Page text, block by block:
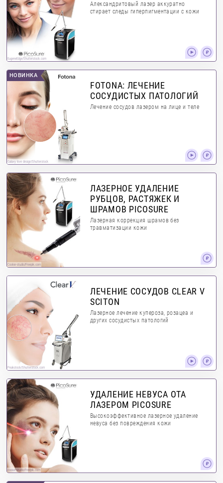
EugeneEdge/Shutterstock.com
Александритовый лазер аккуратно
стирает следы гиперпигментации с кожи
НОВИНКА
Galaxy love design/Shutterstock
FOTONA: ЛЕЧЕНИЕ
СОСУДИСТЫХ ПАТОЛОГИЙ
Лечение сосудов лазером на лице и теле
Сookie-studio/Freepik.com
ЛАЗЕРНОЕ УДАЛЕНИЕ
РУБЦОВ, РАСТЯЖЕК И
ШРАМОВ PICOSURE
Лазерная коррекция шрамов без
травматизации кожи
Peakstock/Shutterstock.com
ЛЕЧЕНИЕ СОСУДОВ CLEAR V
SCITON
Лазерное лечение купероза, розацеа и
других сосудистых патологий
cookie-studio/Freepik.com
УДАЛЕНИЕ НЕВУСА ОТА
ЛАЗЕРОМ PICOSURE
Высокоэффективное лазерное удаление
невуса без повреждения кожи